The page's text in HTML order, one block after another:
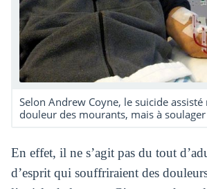
Selon Andrew Coyne, le suicide
douleur des mourants, mais à
En effet, il ne s’agit pas du tout
d’esprit qui souffriraient des